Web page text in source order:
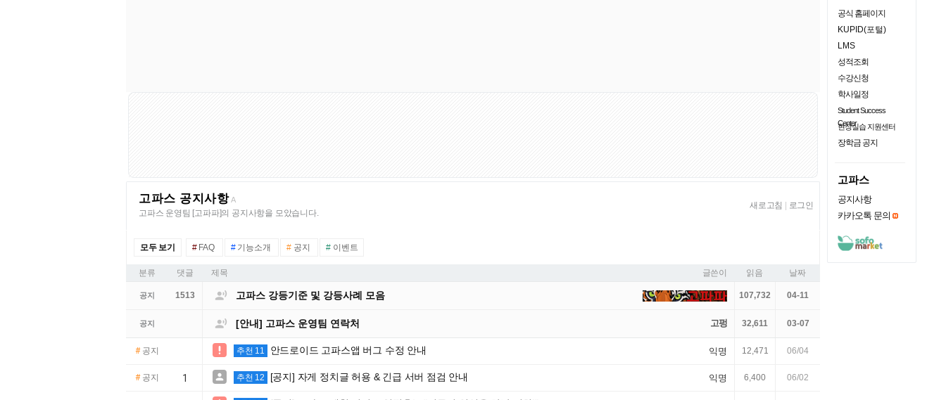
고파스 공지사항 A
고파스 운영팀 [고파파]의 공지사항을 모았습니다.
새로고침 로그인
모두 보기 #FAQ #기능소개 # 공지 # 이벤트
분류 댓글 제목 글쓴이 읽음 날짜
공지 1513  고파스 강등기준 및 강등사례 모음 107,732 04-11
공지  [안내] 고파스 운영팀 연락처 고펑 32,611 03-07
#공지  추천 11 안드로이드 고파스앱 버그 수정 안내 익명 12,471 06/04
#공지 1  추천 12 [공지] 자게 정치글 허용 & 긴급 서버 점검 안내 익명 6,400 06/02
공식 홈페이지
KUPID(포털)
LMS
성적조회
수강신청
학사일정
Student Success
Center
현장실습 지원센터
장학금 공지
고파스
공지사항
카카오톡 문의